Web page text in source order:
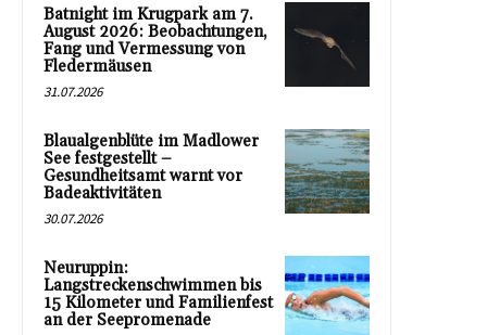
Batnight im Krugpark am 7.
August 2026: Beobachtungen,
Fang und Vermessung von
Fledermäusen
31.07.2026
Blaualgenblüte im Madlower
See festgestellt –
Gesundheitsamt warnt vor
Badeaktivitäten
30.07.2026
Neuruppin:
Langstreckenschwimmen bis
15 Kilometer und Familienfest
an der Seepromenade